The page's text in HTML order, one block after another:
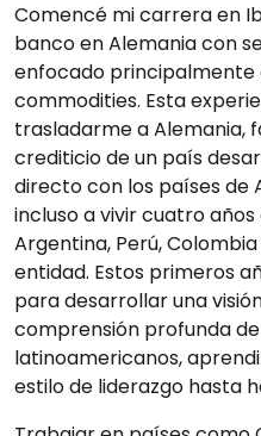
Comencé mi carrera en
banco en Alemania con
enfocado principalmente
commodities. Esta
trasladarme a Alemania,
crediticio de un país
directo con los países de
incluso a vivir cuatro
Argentina, Perú,
entidad. Estos primeros
para desarrollar una
comprensión profunda
latinoamericanos,
estilo de liderazgo hasta